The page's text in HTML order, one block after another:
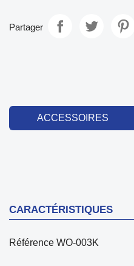
Partager
ACCESSOIRES
CARACTÉRISTIQUES
Référence WO-003K